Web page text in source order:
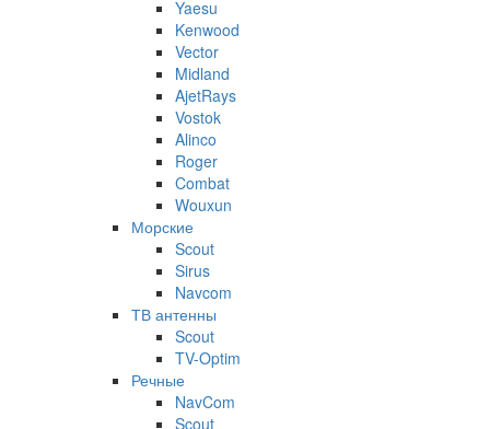
Yaesu
Kenwood
Vector
Midland
AjetRays
Vostok
Alinco
Roger
Combat
Wouxun
Морские
Scout
Sirus
Navcom
ТВ антенны
Scout
TV-Optim
Речные
NavCom
Scout